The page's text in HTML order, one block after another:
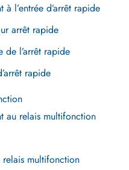
l’entrée d’arrêt rapide
arrêt rapide
de l’arrêt rapide
rapide
au relais multifonction
multifonction